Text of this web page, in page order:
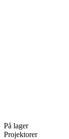
På lager
Projektorer